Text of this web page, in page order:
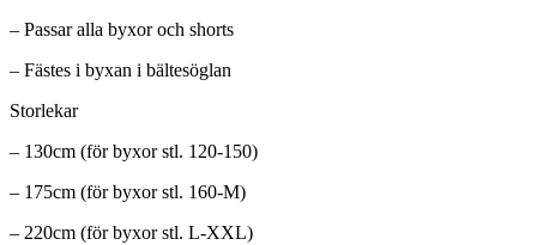
– Passar alla byxor och shorts
– Fästes i byxan i bältesöglan
Storlekar
– 130cm (för byxor stl. 120-150)
– 175cm (för byxor stl. 160-M)
– 220cm (för byxor stl. L-XXL)